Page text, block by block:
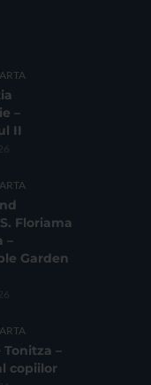
–
II
Floriama
–
Garden
Tonitza –
copiilor